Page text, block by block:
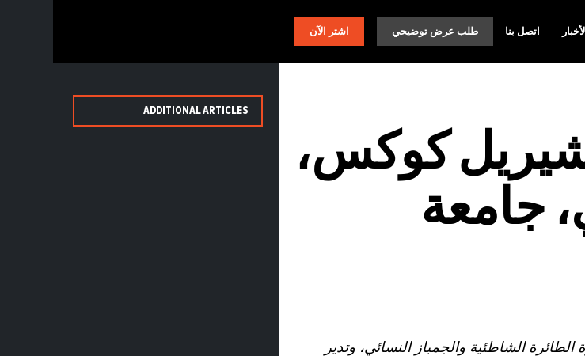
اتصل بنا طلب عرض توضيحي اشتر الآن
شيريل كوكس،
جامعة
الشاطئية والجمباز النسائي، وتدير
ADDITIONAL ARTICLES